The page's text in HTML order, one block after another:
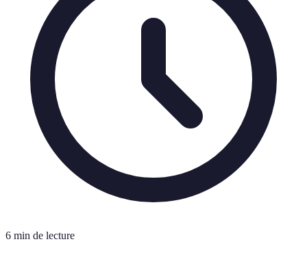
6 min de lecture